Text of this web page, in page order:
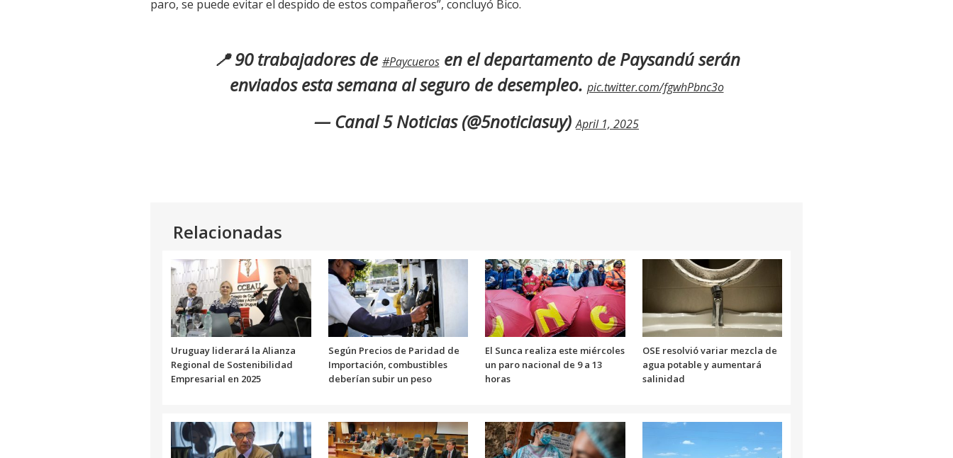
paro, se puede evitar el despido de estos compañeros”, concluyó Bico.
📍 90 trabajadores de #Paycuerosen el departamento de Paysandú serán
enviados esta semana al seguro de desempleo. pic.twitter.com/fgwhPbnc3o
— Canal 5 Noticias (@5noticiasuy)April 1, 2025
Relacionadas
Uruguay liderará la Alianza
Regional de Sostenibilidad
Empresarial en 2025
Según Precios de Paridad de
Importación, combustibles
deberían subir un peso
El Sunca realiza este miércoles
un paro nacional de 9 a 13
horas
OSE resolvió variar mezcla de
agua potable y aumentará
salinidad